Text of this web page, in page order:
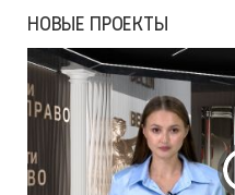
НОВЫЕ ПРОЕКТЫ